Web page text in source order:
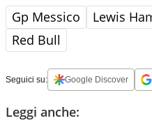
Gp Messico Lewis
Red Bull
Seguici su: Google Discover
Leggi anche: